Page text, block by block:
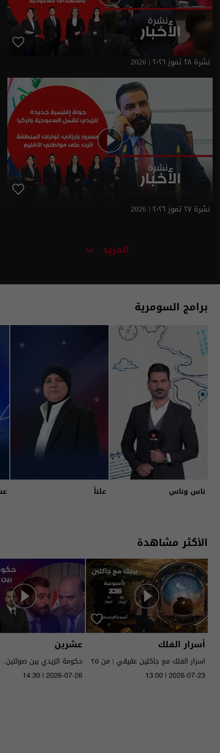
نشرة ٢٨ تموز ٢٠٢٦ | 2026
نشرة ٢٧ تموز ٢٠٢٦ | 2026
المزيد
برامج السومرية
ناس وناس علناً
الأكثر مشاهدة
أسرار الفلك
اسرار الفلك مع جاكلين عقيقي | من ٢٥
الى ٣١ تموز ٢٠٢٦ | 2026
13:00 | 2026-07-23
عشرين
حكومة الزيدي بين
14:30 | 2026-07-26